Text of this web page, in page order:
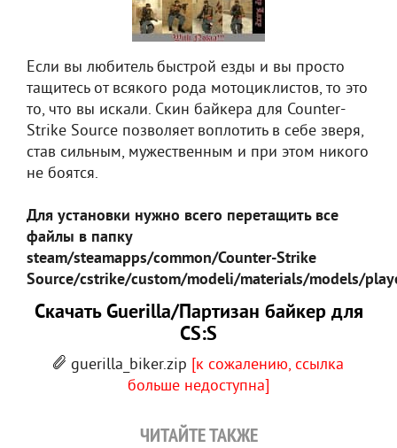
Если вы любитель быстрой езды и вы просто
тащитесь от всякого рода мотоциклистов, то это
то, что вы искали. Скин байкера для Counter-
Strike Source позволяет воплотить в себе зверя,
став сильным, мужественным и при этом никого
не боятся.
Для установки нужно всего перетащить все
файлы в папку
steam/steamapps/common/Counter-Strike
Source/cstrike/custom/modeli/materials/models/
Скачать Guerilla/Партизан байкер для
CS:S
guerilla_biker.zip [к сожалению, ссылка
больше недоступна]
ЧИТАЙТЕ ТАКЖЕ